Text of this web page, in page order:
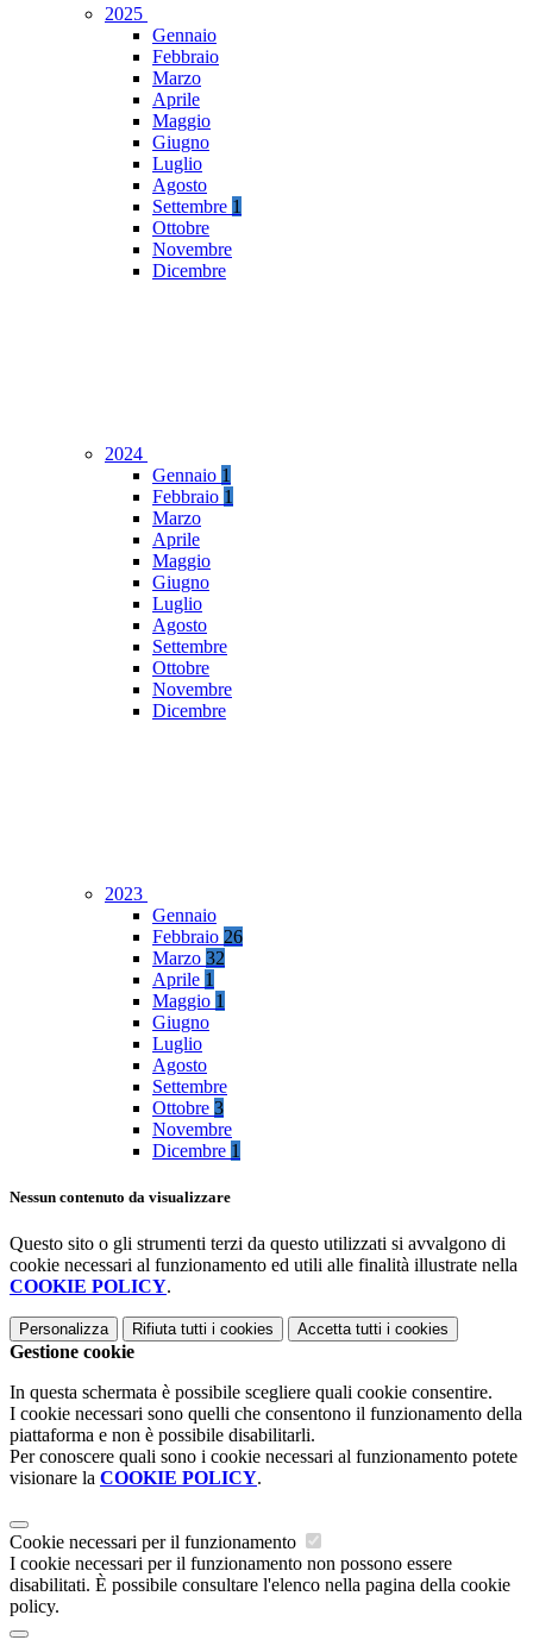
2025
Gennaio
Febbraio
Marzo
Aprile
Maggio
Giugno
Luglio
Agosto
Settembre 1
Ottobre
Novembre
Dicembre
2024
Gennaio 1
Febbraio 1
Marzo
Aprile
Maggio
Giugno
Luglio
Agosto
Settembre
Ottobre
Novembre
Dicembre
2023
Gennaio
Febbraio 26
Marzo 32
Aprile 1
Maggio 1
Giugno
Luglio
Agosto
Settembre
Ottobre 3
Novembre
Dicembre 1
Nessun contenuto da visualizzare
Questo sito o gli strumenti terzi da questo utilizzati si avvalgono di
cookie necessari al funzionamento ed utili alle finalità illustrate nella
COOKIE POLICY.
Personalizza Rifiuta tutti i cookies Accetta tutti i cookies
Gestione cookie
In questa schermata è possibile scegliere quali cookie consentire.
I cookie necessari sono quelli che consentono il funzionamento della
piattaforma e non è possibile disabilitarli.
Per conoscere quali sono i cookie necessari al funzionamento potete
visionare la COOKIE POLICY.
Cookie necessari per il funzionamento
I cookie necessari per il funzionamento non possono essere
disabilitati. È possibile consultare l'elenco nella pagina della cookie
policy.